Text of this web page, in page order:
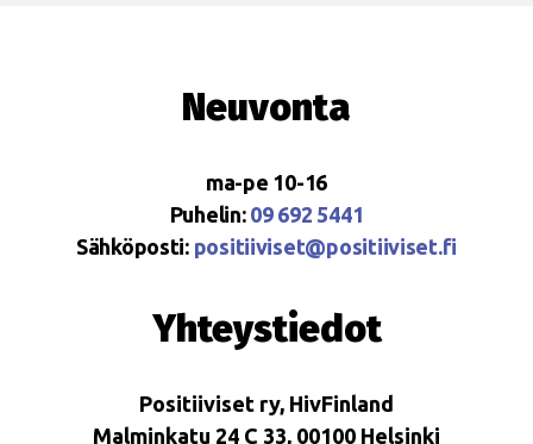
Neuvonta
ma-pe 10-16
Puhelin: 09 692 5441
Sähköposti: positiiviset@positiiviset.fi
Yhteystiedot
Positiiviset ry, HivFinland
Malminkatu 24 C 33, 00100 Helsinki